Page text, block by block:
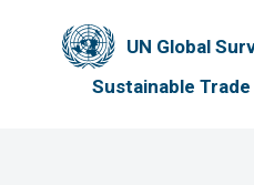
UN Global
Sustainable